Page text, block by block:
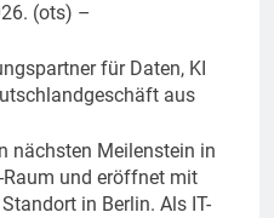
(ots) –
für Daten, KI
aus
nächsten Meilenstein in
Raum und eröffnet mit
in Berlin. Als IT-